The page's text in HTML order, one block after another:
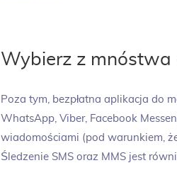
Wybierz z mnóstwa
Poza tym, bezpłatna aplikacja do
WhatsApp, Viber, Facebook
wiadomościami (pod warunkiem,
Śledzenie SMS oraz MMS jest